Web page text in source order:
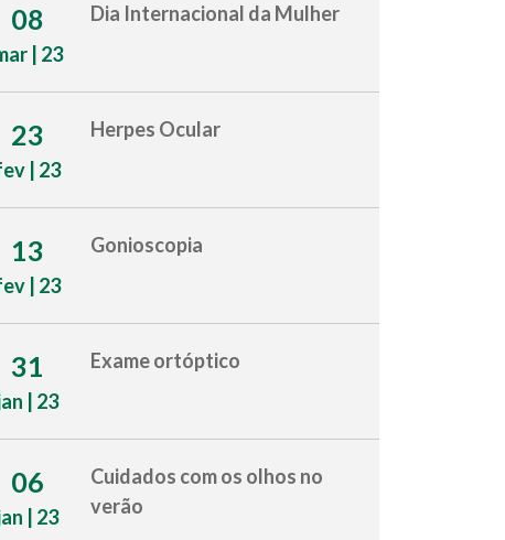
08
| 23
Dia Internacional da Mulher
23
| 23
Herpes Ocular
13
| 23
Gonioscopia
31
| 23
Exame ortóptico
06
| 23
Cuidados com os olhos no
verão